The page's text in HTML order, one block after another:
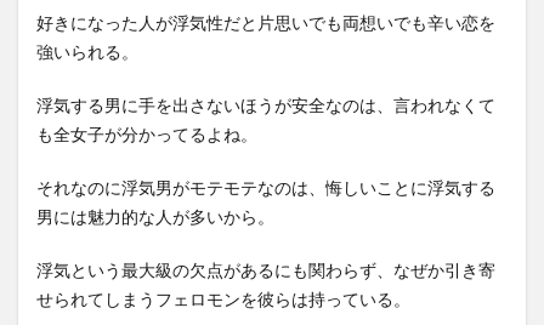
好きになった人が浮気性だと片思いでも両想いでも辛い恋を
強いられる。
浮気する男に手を出さないほうが安全なのは、言われなくて
も全女子が分かってるよね。
それなのに浮気男がモテモテなのは、悔しいことに浮気する
男には魅力的な人が多いから。
浮気という最大級の欠点があるにも関わらず、なぜか引き寄
せられてしまうフェロモンを彼らは持っている。